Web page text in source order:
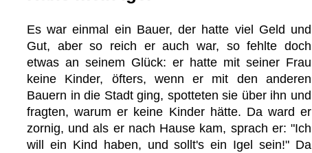
Es war einmal ein Bauer, der hatte viel Geld und
Gut, aber so reich er auch war, so fehlte doch
etwas an seinem Glück: er hatte mit seiner Frau
keine Kinder, öfters, wenn er mit den anderen
Bauern in die Stadt ging, spotteten sie über ihn und
fragten, warum er keine Kinder hätte. Da ward er
zornig, und als er nach Hause kam, sprach er: "Ich
will ein Kind haben, und sollt's ein Igel sein!" Da